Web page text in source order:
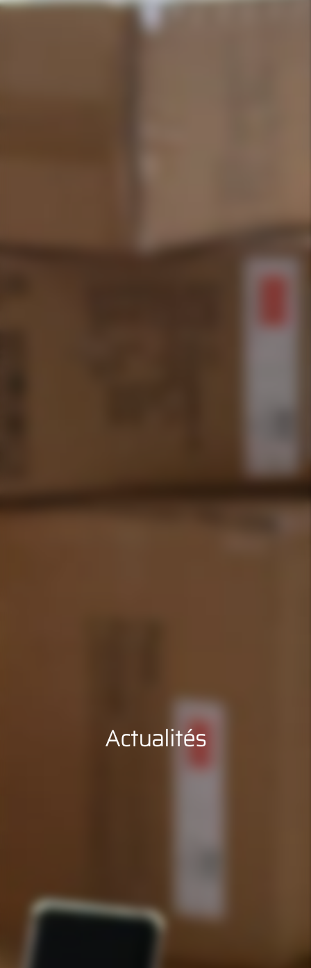
Actualités